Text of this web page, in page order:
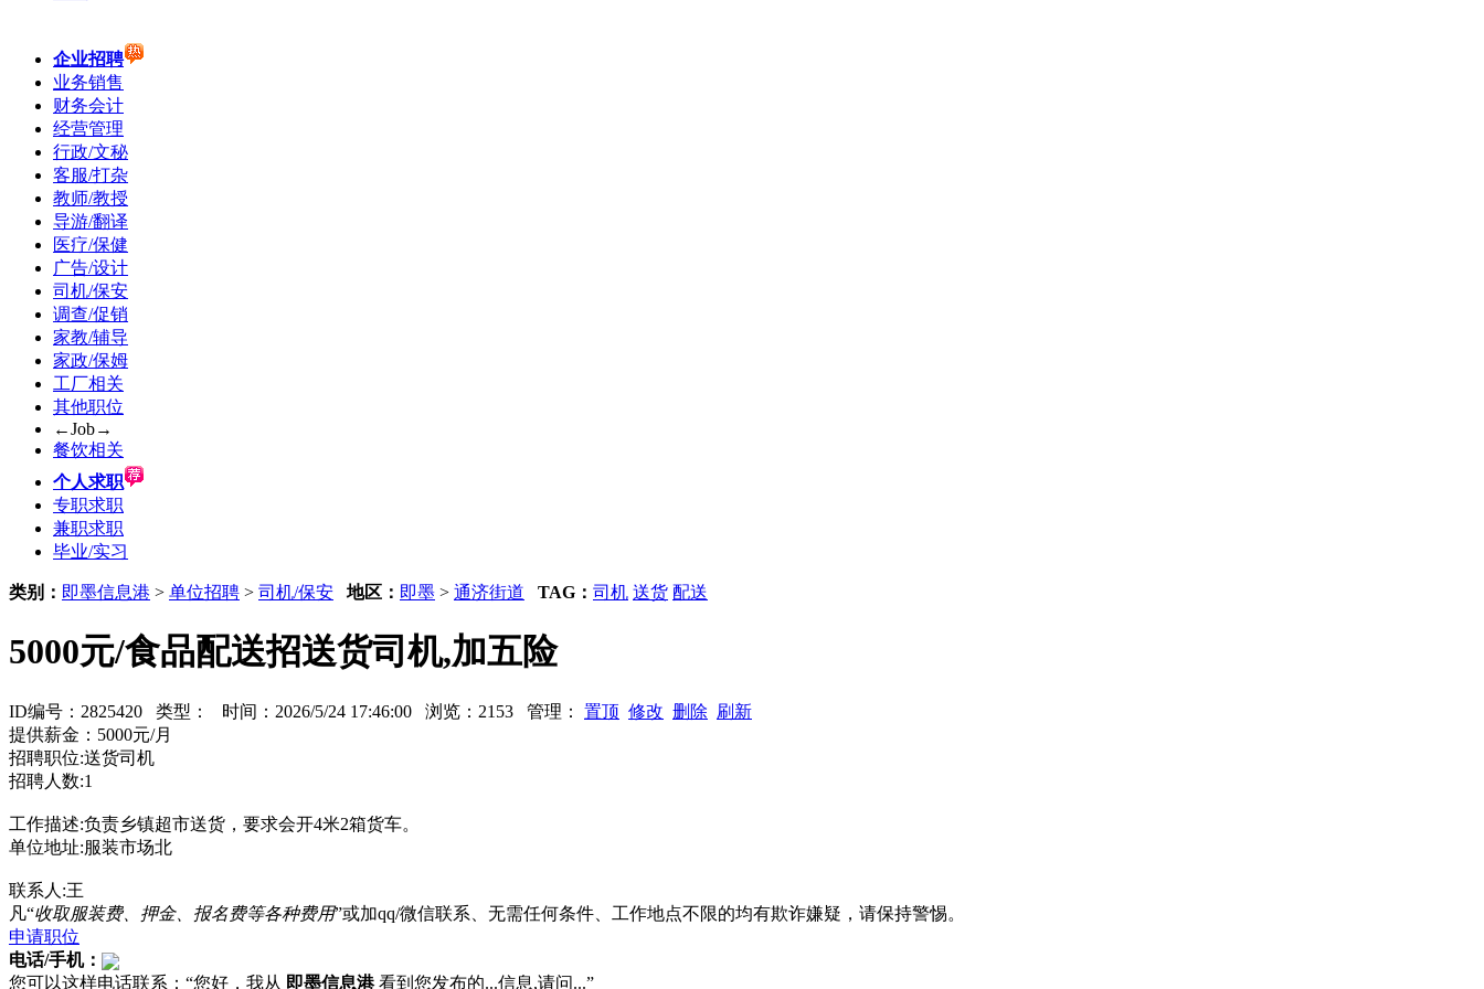
企业招聘
业务销售
财务会计
经营管理
行政/文秘
客服/打杂
教师/教授
导游/翻译
医疗/保健
广告/设计
司机/保安
调查/促销
家教/辅导
家政/保姆
工厂相关
其他职位
←Job→
餐饮相关
个人求职
专职求职
兼职求职
毕业/实习
类别： 即墨信息港 > 单位招聘 > 司机/保安 地区： 即墨 > 通济街道 TAG： 司机 送货 配送
5000元/食品配送招送货司机,加五险
ID编号：2825420 类型： 时间：2026/5/24 17:46:00 浏览：2153 管理： 置顶 修改 删除 刷新
提供薪金：5000元/月
招聘职位:送货司机
招聘人数:1
工作描述:负责乡镇超市送货，要求会开4米2箱货车。
单位地址:服装市场北
联系人:王
凡“收取服装费、押金、报名费等各种费用”或加qq/微信联系、无需任何条件、工作地点不限的均有欺诈嫌疑，请保持警惕。
申请职位
电话/手机：
您可以这样电话联系：“您好，我从 即墨信息港看到您发布的...信息,请问...”